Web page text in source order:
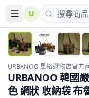
U
跨境
URBANOO 風格選物店官方
URBANOO 韓國
色 網狀 收納袋 布